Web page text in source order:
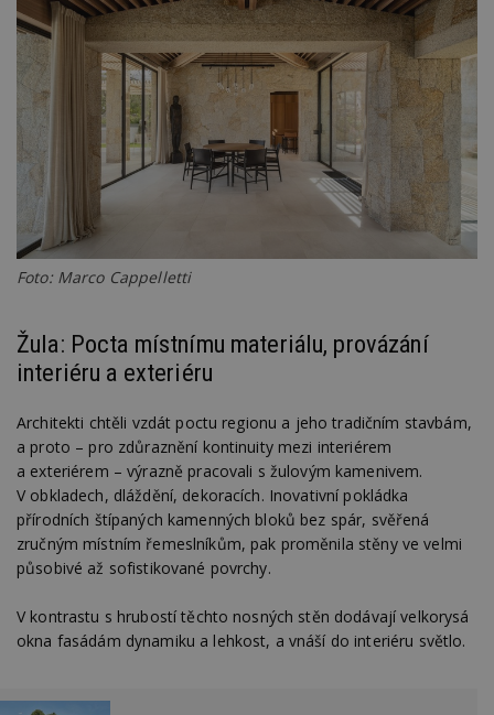
Foto: Marco Cappelletti
Žula: Pocta místnímu materiálu, provázání
interiéru a exteriéru
Architekti chtěli vzdát poctu regionu a jeho tradičním stavbám,
a proto – pro zdůraznění kontinuity mezi interiérem
a exteriérem – výrazně pracovali s žulovým kamenivem.
V obkladech, dláždění, dekoracích. Inovativní pokládka
přírodních štípaných kamenných bloků bez spár, svěřená
zručným místním řemeslníkům, pak proměnila stěny ve velmi
působivé až sofistikované povrchy.
V kontrastu s hrubostí těchto nosných stěn dodávají velkorysá
okna fasádám dynamiku a lehkost, a vnáší do interiéru světlo.